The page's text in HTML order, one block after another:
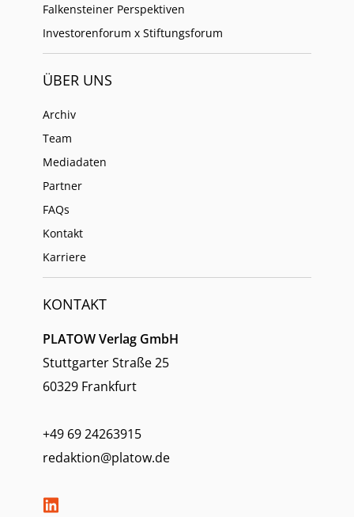
Falkensteiner Perspektiven
Investorenforum x Stiftungsforum
ÜBER UNS
Archiv
Team
Mediadaten
Partner
FAQs
Kontakt
Karriere
KONTAKT
PLATOW Verlag GmbH
Stuttgarter Straße 25
60329 Frankfurt
+49 69 24263915
redaktion@platow.de